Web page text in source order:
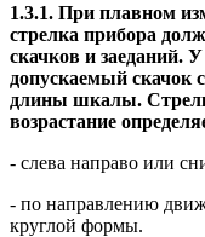
1.3.1. При плавном
стрелка прибора
скачков и заеданий.
допускаемый скачок
длины шкалы.
возрастание
- слева направо или
- по направлению
круглой формы.